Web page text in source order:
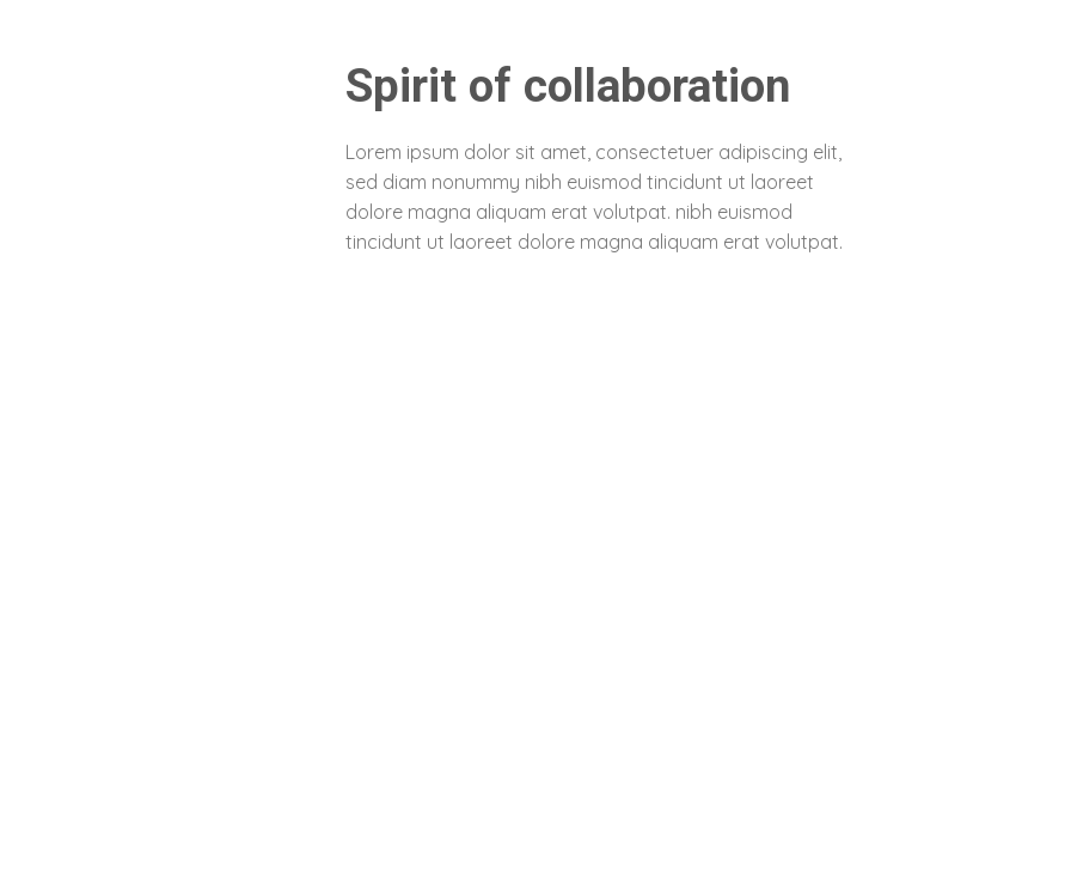
Spirit of collaboration
Lorem ipsum dolor sit amet, consectetuer adipiscing elit,
sed diam nonummy nibh euismod tincidunt ut laoreet
dolore magna aliquam erat volutpat. nibh euismod
tincidunt ut laoreet dolore magna aliquam erat volutpat.